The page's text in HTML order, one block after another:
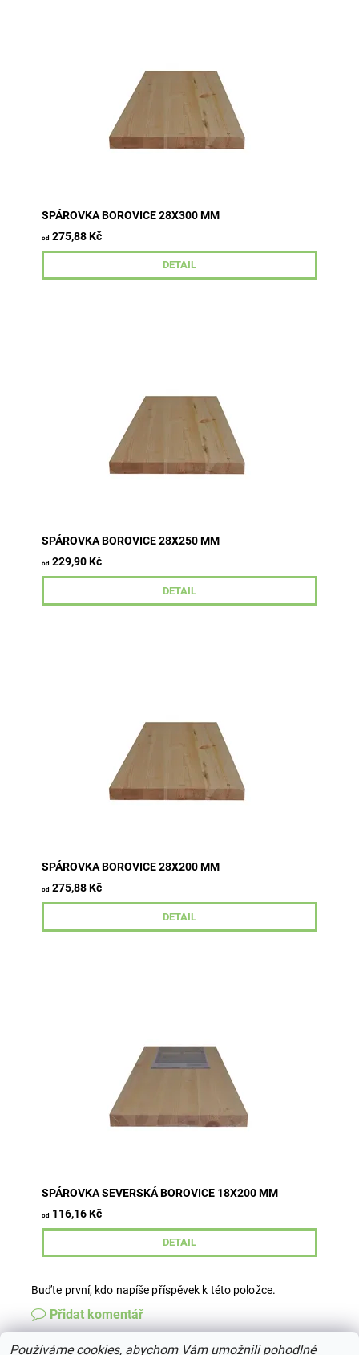
SPÁROVKA BOROVICE 28X300 MM
od 275,88 Kč
DETAIL
SPÁROVKA BOROVICE 28X250 MM
od 229,90 Kč
DETAIL
SPÁROVKA BOROVICE 28X200 MM
od 275,88 Kč
DETAIL
SPÁROVKA SEVERSKÁ BOROVICE 18X200 MM
od 116,16 Kč
DETAIL
Buďte první, kdo napíše příspěvek k této položce.
Přidat komentář
Používáme cookies, abychom Vám umožnili pohodlné